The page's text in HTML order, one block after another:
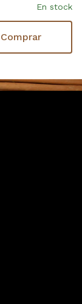
En stock
Comprar